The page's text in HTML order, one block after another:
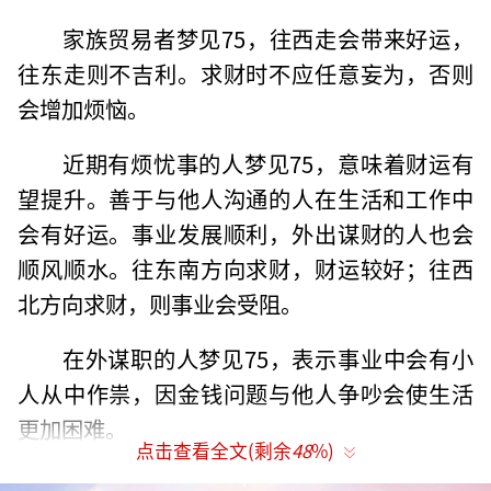
家族贸易者梦见75，往西走会带来好运，
往东走则不吉利。求财时不应任意妄为，否则
会增加烦恼。
近期有烦忧事的人梦见75，意味着财运有
望提升。善于与他人沟通的人在生活和工作中
会有好运。事业发展顺利，外出谋财的人也会
顺风顺水。往东南方向求财，财运较好；往西
北方向求财，则事业会受阻。
在外谋职的人梦见75，表示事业中会有小
人从中作祟，因金钱问题与他人争吵会使生活
更加困难。
刚结婚的女人梦见75，暗示身边桃花运较
点击查看全文(剩余48%)